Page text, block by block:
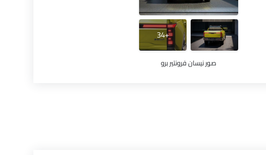
+34
صور نيسان فرونتير برو